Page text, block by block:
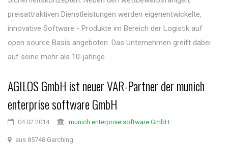
preisattraktiven Dienstleistungen werden eigenentwickelte,
innovative Software - Produkte im Bereich der Logistik auf
open source Basis angeboten. Das Unternehmen greift dabei
auf seine mehr als 10-jährige ...
AGILOS GmbH ist neuer VAR-Partner der munich
enterprise software GmbH
04.02.2014 munich enterprise software GmbH
aus 85748 Garching